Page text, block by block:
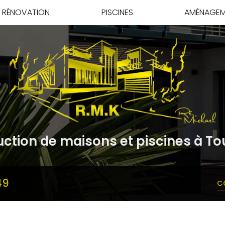
RÉNOVATION PISCINES
de maisons et piscines à